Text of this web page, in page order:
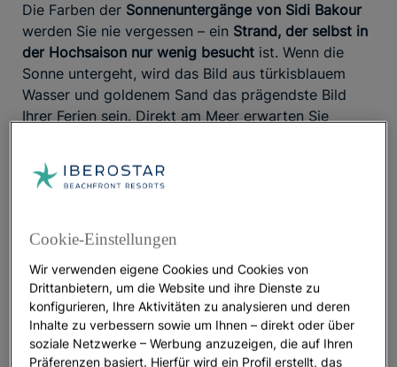
Die Farben der Sonnenuntergänge von Sidi Bakour
werden Sie nie vergessen – ein Strand, der selbst in
der Hochsaison nur wenig besucht ist. Wenn die
Sonne untergeht, wird das Bild aus türkisblauem
Wasser und goldenem Sand das prägendste Bild
Ihrer Ferien sein. Direkt am Meer erwarten Sie
und eines der besten
All-Inclusive-Angebot
Detail an Ihre Erholung und Entspannung gedacht.
Das anerkannte Thalassotherapie-Zentrum, sieben
Bars und Restaurants (für jeden Geschmack das
richtige) sowie vier Swimmingpools (einschließlich
eines Kinderpools und eines Hallenbads) sind nur
der Anfang.
Cookie-Einstellungen
Wir verwenden eigene Cookies und Cookies von
Drittanbietern, um die Website und ihre Dienste zu
konfigurieren, Ihre Aktivitäten zu analysieren und deren
Inhalte zu verbessern sowie um Ihnen – direkt oder über
soziale Netzwerke – Werbung anzuzeigen, die auf Ihren
Präferenzen basiert. Hierfür wird ein Profil erstellt, das